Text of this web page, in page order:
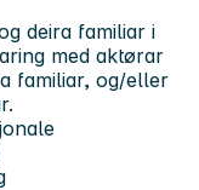
deira familiar i
med aktørar
familiar, og/eller